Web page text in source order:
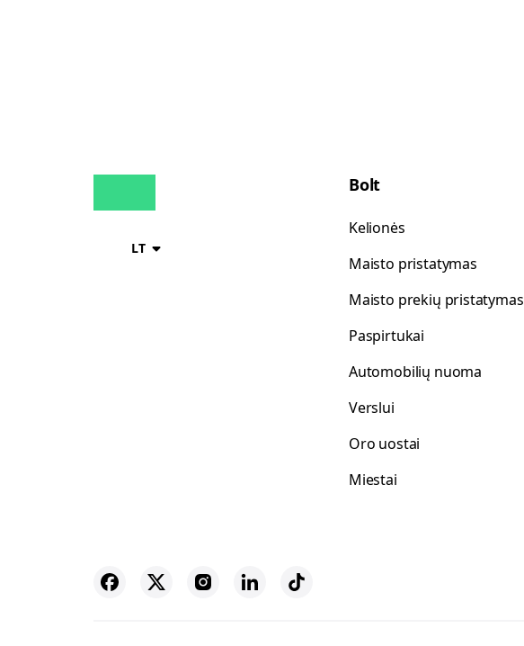
LT
Bolt
Kelionės
Maisto pristatymas
Maisto prekių pristatymas
Paspirtukai
Automobilių nuoma
Verslui
Oro uostai
Miestai